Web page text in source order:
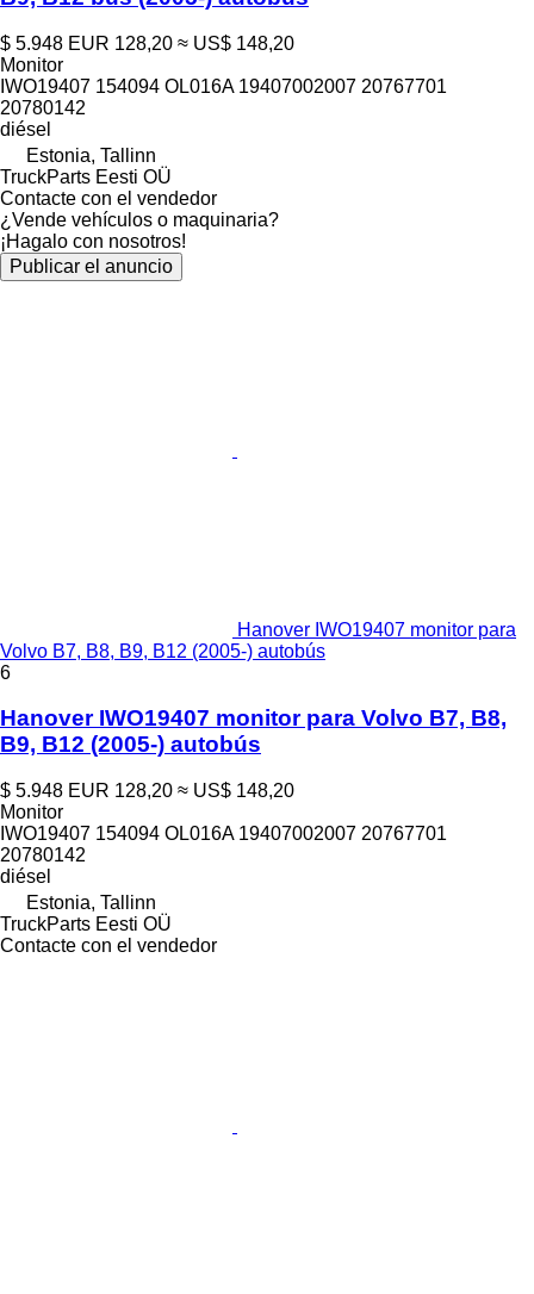
$ 5.948 EUR 128,20 ≈ US$ 148,20
Monitor
IWO19407 154094 OL016A 19407002007 20767701
20780142
diésel
Estonia, Tallinn
TruckParts Eesti OÜ
Contacte con el vendedor
¿Vende vehículos o maquinaria?
¡Hagalo con nosotros!
Publicar el anuncio
Hanover IWO19407 monitor para
Volvo B7, B8, B9, B12 (2005-) autobús
6
Hanover IWO19407 monitor para Volvo B7, B8,
B9, B12 (2005-) autobús
$ 5.948 EUR 128,20 ≈ US$ 148,20
Monitor
IWO19407 154094 OL016A 19407002007 20767701
20780142
diésel
Estonia, Tallinn
TruckParts Eesti OÜ
Contacte con el vendedor